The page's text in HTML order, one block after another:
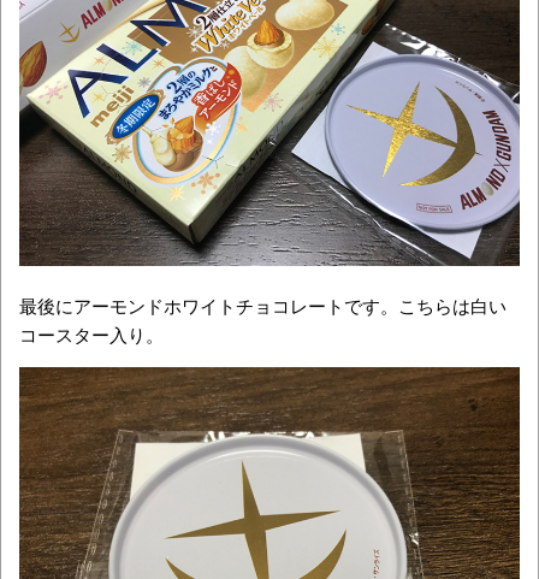
最後にアーモンドホワイトチョコレートです。こちらは白い
コースター入り。